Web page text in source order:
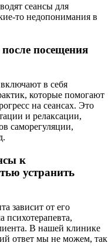
сеансы для
то недопонимания в
посещения
в себя
которые помогают
на сеансах. Это
и релаксации,
саморегуляции,
к
устранить
зависит от его
психотерапевта,
В нашей клинике
ответ мы не можем, так